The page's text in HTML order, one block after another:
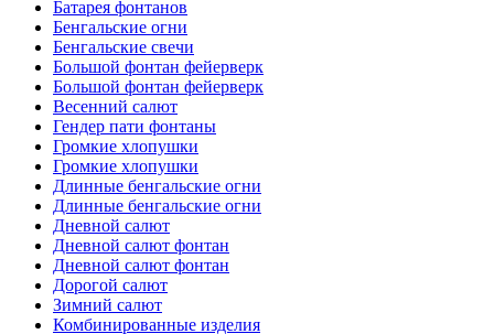
Батарея фонтанов
Бенгальские огни
Бенгальские свечи
Большой фонтан фейерверк
Большой фонтан фейерверк
Весенний салют
Гендер пати фонтаны
Громкие хлопушки
Громкие хлопушки
Длинные бенгальские огни
Длинные бенгальские огни
Дневной салют
Дневной салют фонтан
Дневной салют фонтан
Дорогой салют
Зимний салют
Комбинированные изделия